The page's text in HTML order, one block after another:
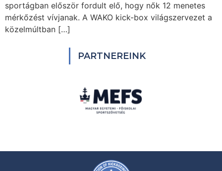
sportágban először fordult elő, hogy nők 12 menetes
mérkőzést vívjanak. A WAKO kick-box világszervezet a
közelmúltban […]
PARTNEREINK